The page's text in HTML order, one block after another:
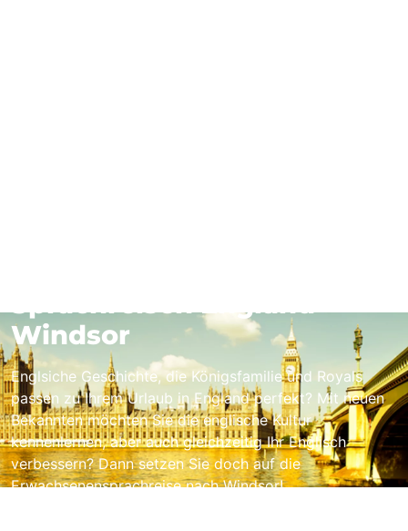
Sprachreisen England -
Windsor
Englsiche Geschichte, die Königsfamilie und Royals
passen zu Ihrem Urlaub in England perfekt? Mit neuen
Bekannten möchten Sie die englische Kultur
kennenlernen, aber auch gleichzeitig Ihr Englisch
verbessern? Dann setzen Sie doch auf die
Erwachsenensprachreise nach Windsor!